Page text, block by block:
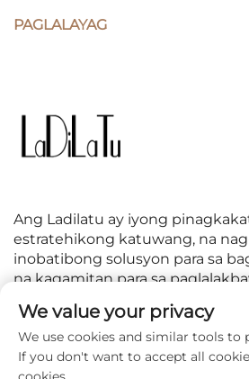
PAGLALAYAG
Ang Ladilatu ay iyong
estratehikong katuwang, na
inobatibong solusyon para sa
na kagamitan para sa
SUNDIN AKO
We value your privacy
We use cookies and similar tools to
If you don't want to accept all